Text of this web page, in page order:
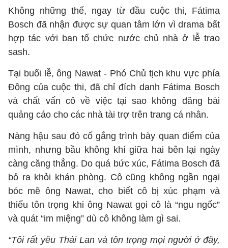
Không những thế, ngay từ đầu cuộc thi, Fátima
Bosch đã nhận được sự quan tâm lớn vì drama bất
hợp tác với ban tổ chức nước chủ nhà ở lễ trao
sash.
Tại buổi lễ, ông Nawat - Phó Chủ tịch khu vực phía
Đông của cuộc thi, đã chỉ đích danh Fátima Bosch
và chất vấn cô về việc tại sao không đăng bài
quảng cáo cho các nhà tài trợ trên trang cá nhân.
Nàng hậu sau đó cố gắng trình bày quan điểm của
mình, nhưng bầu không khí giữa hai bên lại ngày
càng căng thẳng. Do quá bức xúc, Fátima Bosch đã
bỏ ra khỏi khán phòng. Cô cũng không ngần ngại
bóc mẽ ông Nawat, cho biết cô bị xúc phạm và
thiếu tôn trọng khi ông Nawat gọi cô là “ngu ngốc”
và quát “im miệng” dù cô không làm gì sai.
“Tôi rất yêu Thái Lan và tôn trọng mọi người ở đây,